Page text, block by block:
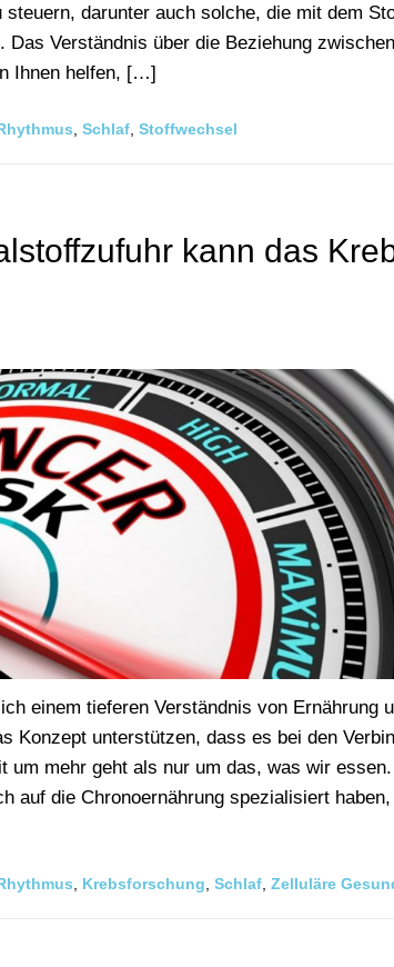
darunter auch solche, die mit dem
Das Verständnis über die Beziehung
Ihnen helfen, […]
Schlaf Stoffwechsel
kann das
einem tieferen Verständnis von Ernährung
Konzept unterstützen, dass es bei den
um mehr geht als nur um das, was wir
auf die Chronoernährung spezialisiert
Krebsforschung Schlaf Zelluläre